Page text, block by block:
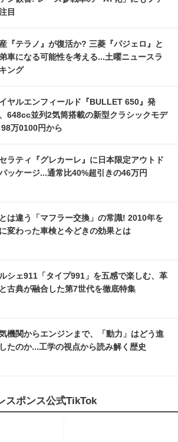
目
『テラノ』が復活か? 三菱『パジェロ』と
車になる可能性を考える...土曜ニュースラ
ング
ヤルエンフィールド『BULLET 650』発
648cc並列2気筒搭載の新型クラシックモデ
98万0100円から
ラティ『グレカーレ』に日本限定アウトド
ッケージ...通常比40%超引きの46万円
は違う「マフラー交換」の常識! 2010年を
変わった車検と今どきの効果とは
シェ911「タイプ991」を五感で楽しむ、革
古典が融合した第7世代を徹底特集
機関からエンジンまで、「動力」はどう進
たのか...工学の視点から読み解く歴史
スポンス公式TikTok